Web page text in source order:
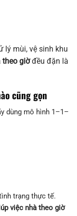
lý mùi, vệ sinh khu
theo giờđều đặn là
cũng gọn
dùng mô hình 1–1–
trạng thực tế.
việc nhà theo giờ